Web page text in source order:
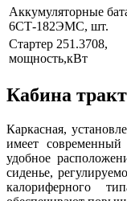
Аккумуляторные
6СТ-182ЭМС, шт.
Стартер 251.3708,
мощность,кВт
Кабина
Каркасная,
имеет современный
удобное
сиденье,
калориферного